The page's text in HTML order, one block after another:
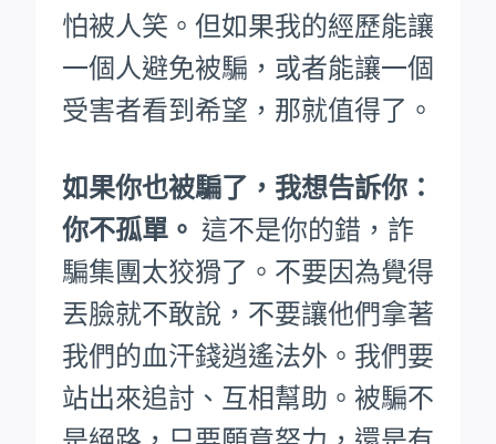
怕被人笑。 但如果我的經歷能讓
一個人避免被騙，或者能讓一個
受害者看到希望，那就值得了。
如果你也被騙了，我想告訴你：
你不孤單。 這不是你的錯，詐
騙集團太狡猾了。不要因為覺得
丟臉就不敢說，不要讓他們拿著
我們的血汗錢逍遙法外。 我們要
站出來追討、互相幫助。被騙不